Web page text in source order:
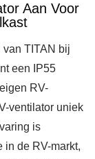
Aan Voor
van TITAN bij
een IP55
RV-
ventilator uniek
is
in de RV-markt,